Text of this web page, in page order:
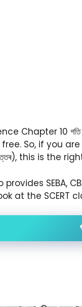
Chapter 10
So, if you
প্ৰশ্ন উত্তৰ), this is
SEBA,
at the SCERT